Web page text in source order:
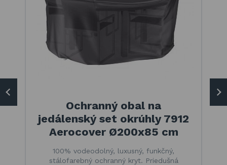
Ochranný obal na
jedálenský set okrúhly 7912
Aerocover Ø200x85 cm
100% vodeodolný, luxusný, funkčný,
stálofarebný ochranný kryt. Priedušná